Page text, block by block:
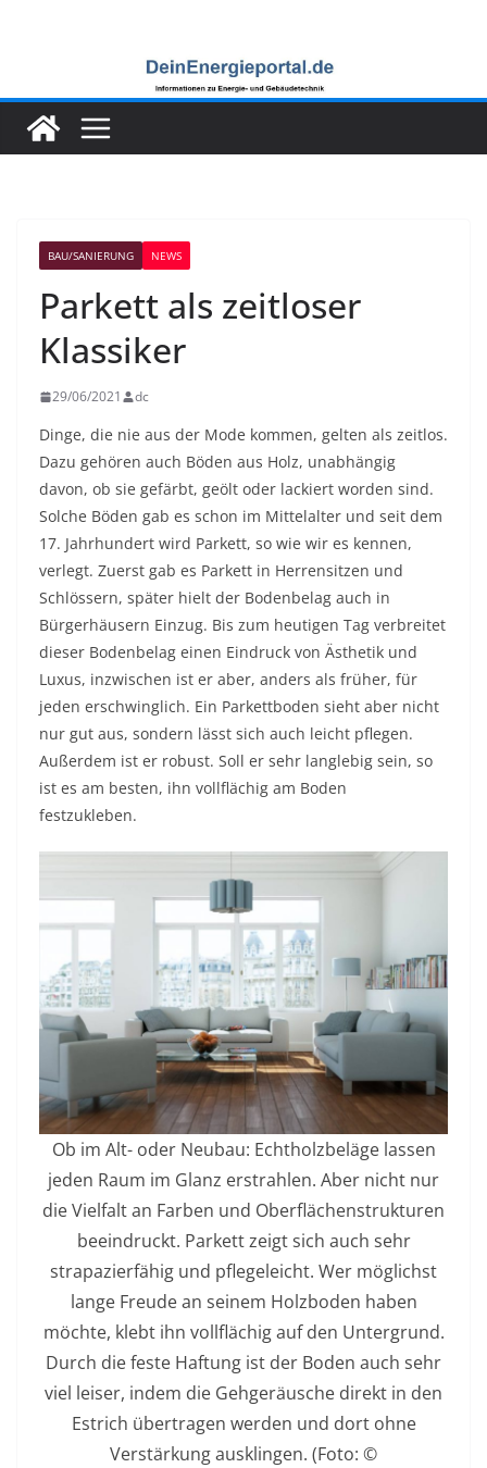
BAU/SANIERUNG NEWS
Parkett als zeitloser
Klassiker
29/06/2021 dc
Dinge, die nie aus der Mode kommen, gelten als zeitlos.
Dazu gehören auch Böden aus Holz, unabhängig
davon, ob sie gefärbt, geölt oder lackiert worden sind.
Solche Böden gab es schon im Mittelalter und seit dem
17. Jahrhundert wird Parkett, so wie wir es kennen,
verlegt. Zuerst gab es Parkett in Herrensitzen und
Schlössern, später hielt der Bodenbelag auch in
Bürgerhäusern Einzug. Bis zum heutigen Tag verbreitet
dieser Bodenbelag einen Eindruck von Ästhetik und
Luxus, inzwischen ist er aber, anders als früher, für
jeden erschwinglich. Ein Parkettboden sieht aber nicht
nur gut aus, sondern lässt sich auch leicht pflegen.
Außerdem ist er robust. Soll er sehr langlebig sein, so
ist es am besten, ihn vollflächig am Boden
festzukleben.
Ob im Alt- oder Neubau: Echtholzbeläge lassen
jeden Raum im Glanz erstrahlen. Aber nicht nur
die Vielfalt an Farben und Oberflächenstrukturen
beeindruckt. Parkett zeigt sich auch sehr
strapazierfähig und pflegeleicht. Wer möglichst
lange Freude an seinem Holzboden haben
möchte, klebt ihn vollflächig auf den Untergrund.
Durch die feste Haftung ist der Boden auch sehr
viel leiser, indem die Gehgeräusche direkt in den
Estrich übertragen werden und dort ohne
Verstärkung ausklingen. (Foto: ©